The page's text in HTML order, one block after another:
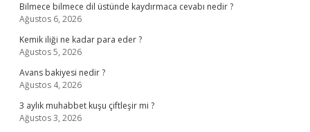
Bilmece bilmece dil üstünde kaydırmaca cevabı nedir ?
Ağustos 6, 2026
Kemik iliği ne kadar para eder ?
Ağustos 5, 2026
Avans bakiyesi nedir ?
Ağustos 4, 2026
3 aylık muhabbet kuşu çiftleşir mi ?
Ağustos 3, 2026